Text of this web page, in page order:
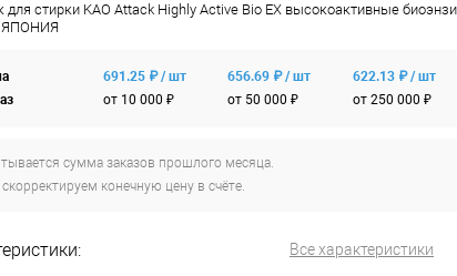
для стирки KAO Attack Highly Active Bio EX высокоактивные
ЯПОНИЯ
691.25 ₽ / шт
от 10 000 ₽
656.69 ₽ / шт
от 50 000 ₽
622.13 ₽ / шт
от 250 000 ₽
сумма заказов прошлого месяца.
конечную цену в счёте.
Все характеристики